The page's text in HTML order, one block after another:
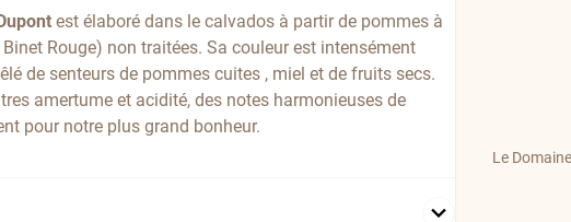
est élaboré dans le calvados à partir de pommes à
Rouge) non traitées. Sa couleur est intensément
de senteurs de pommes cuites , miel et de fruits secs.
amertume et acidité, des notes harmonieuses de
pour notre plus grand bonheur.
Le